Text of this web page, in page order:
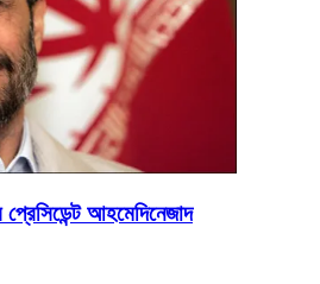
আহমেদিনেজাদ